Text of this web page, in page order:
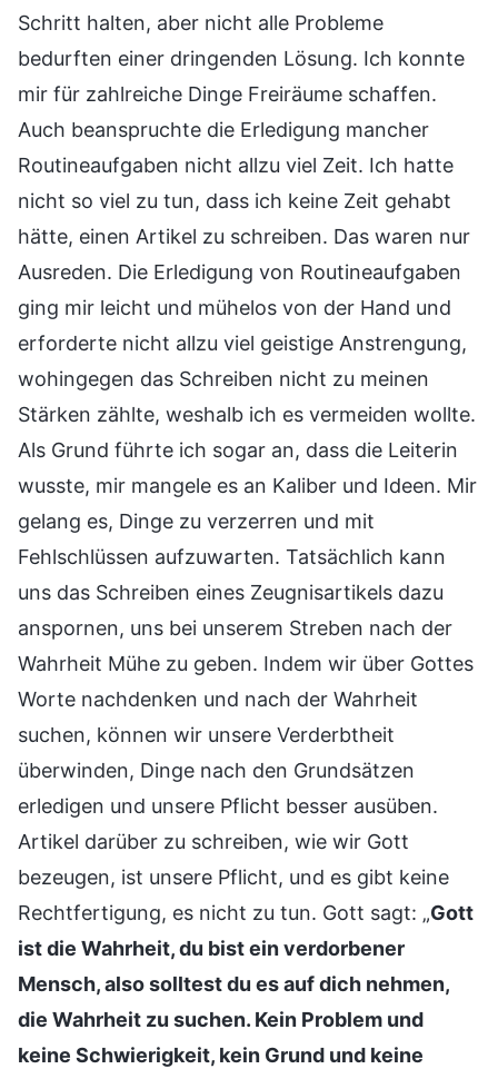
Schritt halten, aber nicht alle Probleme
bedurften einer dringenden Lösung. Ich konnte
mir für zahlreiche Dinge Freiräume schaffen.
Auch beanspruchte die Erledigung mancher
Routineaufgaben nicht allzu viel Zeit. Ich hatte
nicht so viel zu tun, dass ich keine Zeit gehabt
hätte, einen Artikel zu schreiben. Das waren nur
Ausreden. Die Erledigung von Routineaufgaben
ging mir leicht und mühelos von der Hand und
erforderte nicht allzu viel geistige Anstrengung,
wohingegen das Schreiben nicht zu meinen
Stärken zählte, weshalb ich es vermeiden wollte.
Als Grund führte ich sogar an, dass die Leiterin
wusste, mir mangele es an Kaliber und Ideen. Mir
gelang es, Dinge zu verzerren und mit
Fehlschlüssen aufzuwarten. Tatsächlich kann
uns das Schreiben eines Zeugnisartikels dazu
anspornen, uns bei unserem Streben nach der
Wahrheit Mühe zu geben. Indem wir über Gottes
Worte nachdenken und nach der Wahrheit
suchen, können wir unsere Verderbtheit
überwinden, Dinge nach den Grundsätzen
erledigen und unsere Pflicht besser ausüben.
Artikel darüber zu schreiben, wie wir Gott
bezeugen, ist unsere Pflicht, und es gibt keine
Rechtfertigung, es nicht zu tun. Gott sagt: „Gott
ist die Wahrheit, du bist ein verdorbener
Mensch, also solltest du es auf dich nehmen,
die Wahrheit zu suchen. Kein Problem und
keine Schwierigkeit, kein Grund und keine